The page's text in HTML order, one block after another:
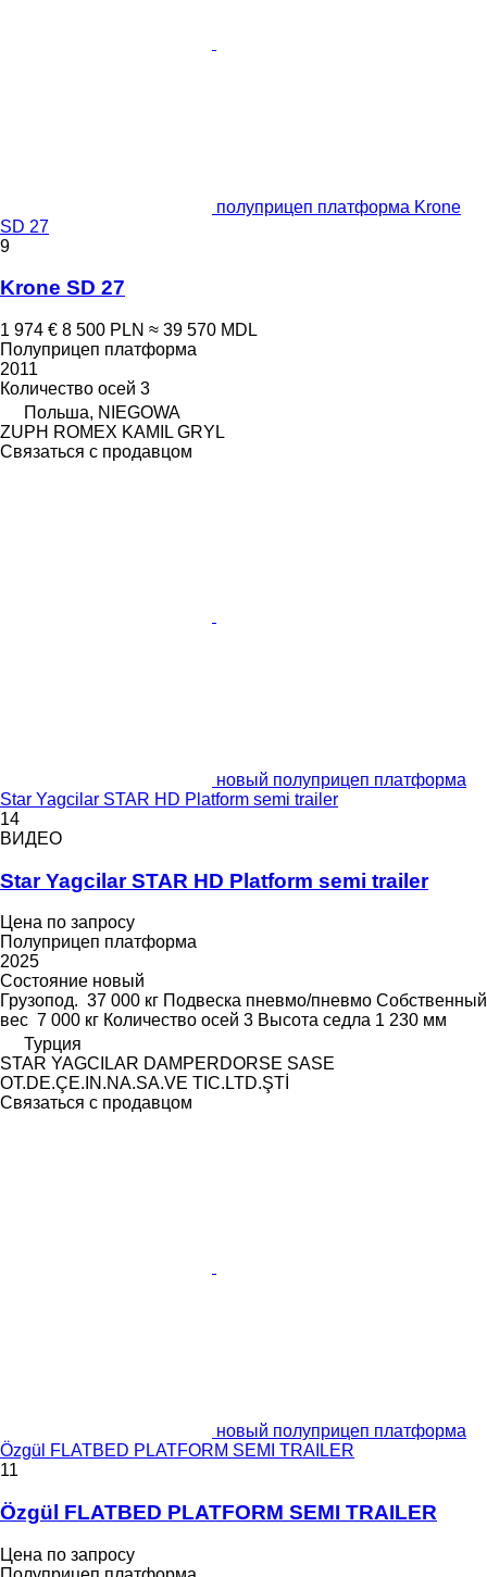
полуприцеп платформа Krone
SD 27
9
Krone SD 27
1 974 € 8 500 PLN ≈ 39 570 MDL
Полуприцеп платформа
2011
Количество осей 3
Польша, NIEGOWA
ZUPH ROMEX KAMIL GRYL
Связаться с продавцом
новый полуприцеп платформа
Star Yagcilar STAR HD Platform semi trailer
14
ВИДЕО
Star Yagcilar STAR HD Platform semi trailer
Цена по запросу
Полуприцеп платформа
2025
Состояние новый
Грузопод. 37 000 кг Подвеска пневмо/пневмо Собственный
вес 7 000 кг Количество осей 3 Высота седла 1 230 мм
Турция
STAR YAGCILAR DAMPERDORSE SASE
OT.DE.ÇE.IN.NA.SA.VE TIC.LTD.ŞTİ
Связаться с продавцом
новый полуприцеп платформа
Özgül FLATBED PLATFORM SEMI TRAILER
11
Özgül FLATBED PLATFORM SEMI TRAILER
Цена по запросу